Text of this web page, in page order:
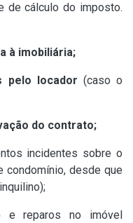
de cálculo do imposto.
à imobiliária;
pelo locador (caso o
do contrato;
incidentes sobre o
condomínio, desde que
e reparos no imóvel